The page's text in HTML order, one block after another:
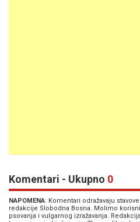
Komentari - Ukupno 0
NAPOMENA: Komentari odražavaju
redakcije Slobodna Bosna. Molimo
psovanja i vulgarnog izražavanja.